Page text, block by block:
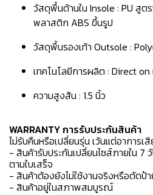
วัสดุพื้นด้านใน Insole : PU สูต
พลาสติก ABS ขึ้นรูป
วัสดุพื้นรองเท้า Outsole :
เทคโนโลยีการผลิต : Direct on
ความสูงส้น : 1.5 นิ้ว
WARRANTY การรับประกันสินค้า
ไม่รับคืนหรือเปลี่ยนรุ่น เว้นแต่อาการ
- สินค้ารับประกันเปลี่ยนไซส์ภายใน 7
ตามใบเสร็จ
- สินค้าต้องยังไม่ใช้งานจริงหรือตัดป้
- สินค้าอยู่ในสภาพสมบูรณ์